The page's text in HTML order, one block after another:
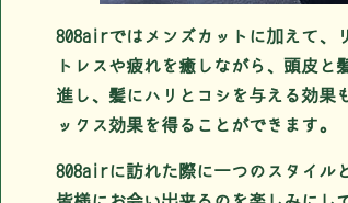
808airではメンズカットに加えて、
トレスや疲れを癒しながら、頭皮
進し、髪にハリとコシを与える効果
ックス効果を得ることができます。
808airに訪れた際に一つのスタイル